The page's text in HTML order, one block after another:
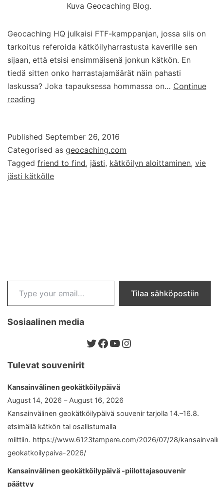
Kuva Geocaching Blog.
Geocaching HQ julkaisi FTF-kamppanjan, jossa siis on
tarkoitus referoida kätköilyharrastusta kaverille sen
sijaan, että etsisi ensimmäisenä jonkun kätkön. En
tiedä sitten onko harrastajamäärät näin pahasti
laskussa? Joka tapauksessa hommassa on… Continue
reading
(FTF)
kampanja
Published September 26, 2016
Categorised as geocaching.com
Tagged friend to find, jästi, kätköilyn aloittaminen, vie
jästi kätkölle
Type your email…
Tilaa sähköpostiin
Sosiaalinen media
Twitter
Facebook
YouTube
Instagram
Tulevat souvenirit
Kansainvälinen geokätköilypäivä
August 14, 2026 – August 16, 2026
Kansainvälinen geokätköilypäivä souvenir tarjolla 14.–16.8.
etsimällä kätkön tai osallistumalla
miittiin. https://www.6123tampere.com/2026/07/28/
geokatkoilypaiva-2026/
Kansainvälinen geokätköilypäivä -piilottajasouvenir
päättyy